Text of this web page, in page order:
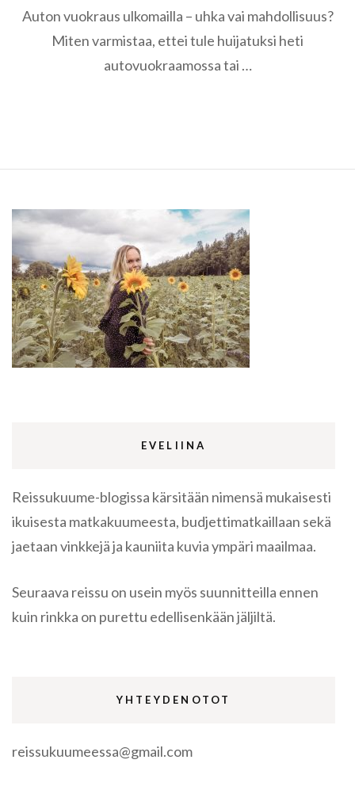
vuokraus
mitä
on
Auton vuokraus ulkomailla – uhka vai mahdollisuus?
Miten varmistaa, ettei tule huijatuksi heti
autovuokraamossa tai …
EVELIINA
Reissukuume-blogissa kärsitään nimensä mukaisesti
ikuisesta matkakuumeesta, budjettimatkaillaan sekä
jaetaan vinkkejä ja kauniita kuvia ympäri maailmaa.
Seuraava reissu on usein myös suunnitteilla ennen
kuin rinkka on purettu edellisenkään jäljiltä.
YHTEYDENOTOT
reissukuumeessa@gmail.com